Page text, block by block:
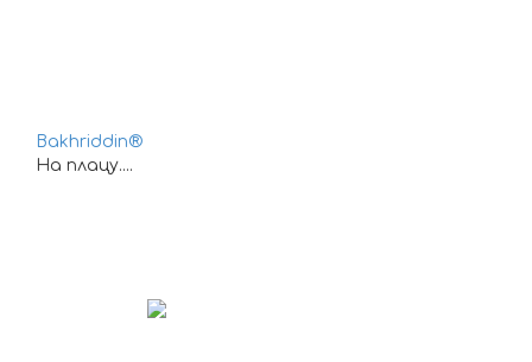
Bakhriddin®
На плацу....